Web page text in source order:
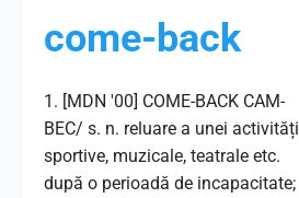
come-back
1. [MDN '00] COME-BACK CAM-
BEC/ s. n. reluare a unei activități
sportive, muzicale, teatrale etc.
după o perioadă de incapacitate;